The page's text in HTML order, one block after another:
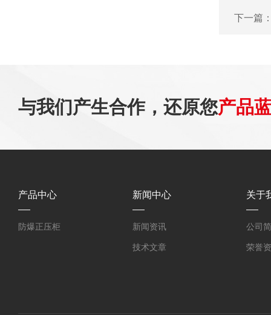
下一篇
与我们产生合作，还原您产品
产品中心
防爆正压柜
新闻中心
新闻资讯
技术文章
关于
公司
荣誉